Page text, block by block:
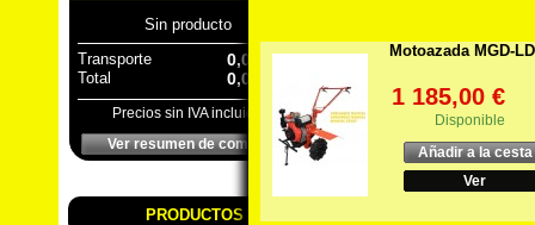
Sin producto
Transporte
0,00 €
Total 0,00 €
Precios sin IVA incluido
Ver resumen de compra
PRODUCTOS
Motoazada MGD-
1 185,00 €
Disponible
Añadir a la cesta
Ver